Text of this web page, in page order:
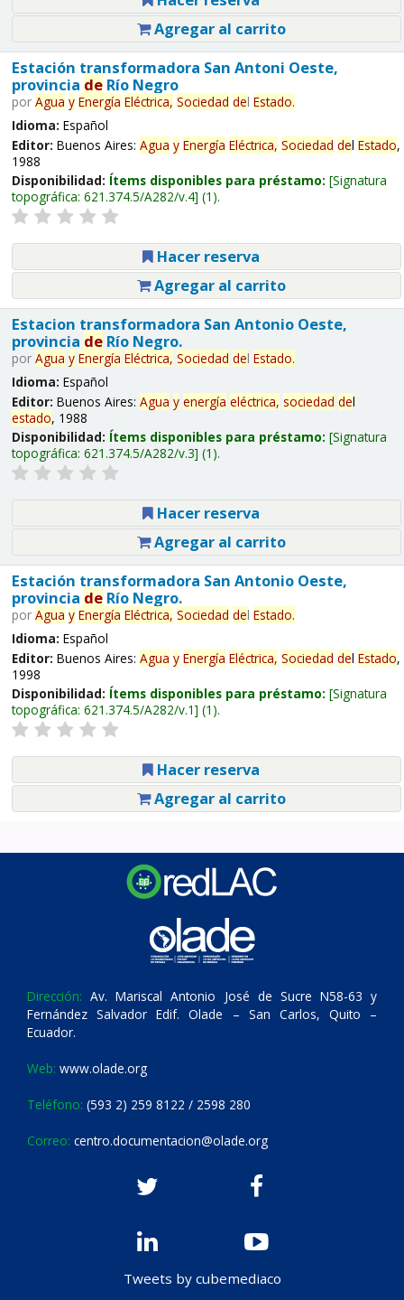
Agregar al carrito
Estación transformadora San Antoni Oeste,
provincia deRío Negro
por Agua y Energía Eléctrica, Sociedad del Estado.
Idioma: Español
Editor: Buenos Aires: Agua y Energía Eléctrica, Sociedad del Estado,
1988
Disponibilidad: Ítems disponibles para préstamo: Signatura
topográfica: 621.374.5/A282/v.4 (1).
Hacer reserva
Agregar al carrito
Estacion transformadora San Antonio Oeste,
provincia deRío Negro.
por Agua y Energía Eléctrica, Sociedad del Estado.
Idioma: Español
Editor: Buenos Aires: Agua y energía eléctrica, sociedad del
estado, 1988
Disponibilidad: Ítems disponibles para préstamo: Signatura
topográfica: 621.374.5/A282/v.3 (1).
Hacer reserva
Agregar al carrito
Estación transformadora San Antonio Oeste,
provincia deRío Negro.
por Agua y Energía Eléctrica, Sociedad del Estado.
Idioma: Español
Editor: Buenos Aires: Agua y Energía Eléctrica, Sociedad del Estado,
1998
Disponibilidad: Ítems disponibles para préstamo: Signatura
topográfica: 621.374.5/A282/v.1 (1).
Hacer reserva
Agregar al carrito
Dirección: Av. Mariscal Antonio José de Sucre N58-63 y
Fernández Salvador Edif. Olade – San Carlos, Quito –
Ecuador.
Web: www.olade.org
Teléfono: (593 2) 259 8122 / 2598 280
Correo: centro.documentacion@olade.org
Tweets by cubemediaco